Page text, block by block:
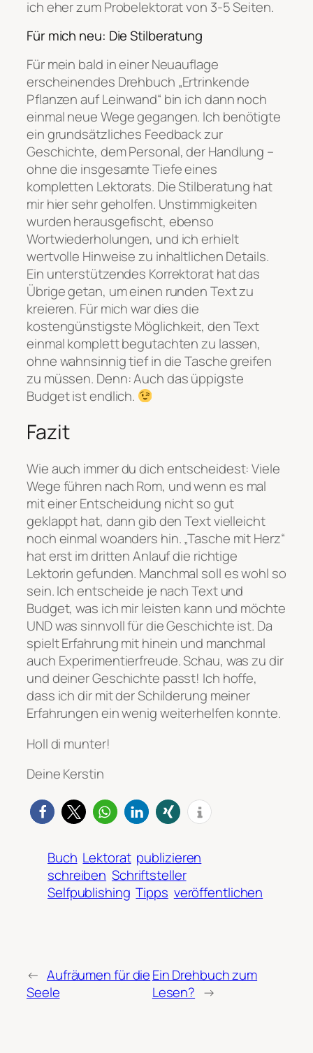
ich eher zum Probelektorat von 3-5 Seiten.
Für mich neu: Die Stilberatung
Für mein bald in einer Neuauflage
erscheinendes Drehbuch „Ertrinkende
Pflanzen auf Leinwand“ bin ich dann noch
einmal neue Wege gegangen. Ich benötigte
ein grundsätzliches Feedback zur
Geschichte, dem Personal, der Handlung –
ohne die insgesamte Tiefe eines
kompletten Lektorats. Die Stilberatung hat
mir hier sehr geholfen. Unstimmigkeiten
wurden herausgefischt, ebenso
Wortwiederholungen, und ich erhielt
wertvolle Hinweise zu inhaltlichen Details.
Ein unterstützendes Korrektorat hat das
Übrige getan, um einen runden Text zu
kreieren. Für mich war dies die
kostengünstigste Möglichkeit, den Text
einmal komplett begutachten zu lassen,
ohne wahnsinnig tief in die Tasche greifen
zu müssen. Denn: Auch das üppigste
Budget ist endlich.
Fazit
Wie auch immer du dich entscheidest: Viele
Wege führen nach Rom, und wenn es mal
mit einer Entscheidung nicht so gut
geklappt hat, dann gib den Text vielleicht
noch einmal woanders hin. „Tasche mit Herz“
hat erst im dritten Anlauf die richtige
Lektorin gefunden. Manchmal soll es wohl so
sein. Ich entscheide je nach Text und
Budget, was ich mir leisten kann und möchte
UND was sinnvoll für die Geschichte ist. Da
spielt Erfahrung mit hinein und manchmal
auch Experimentierfreude. Schau, was zu dir
und deiner Geschichte passt! Ich hoffe,
dass ich dir mit der Schilderung meiner
Erfahrungen ein wenig weiterhelfen konnte.
Holl di munter!
Deine Kerstin
Buch Lektorat publizieren
schreiben Schriftsteller
Selfpublishing Tipps veröffentlichen
← Aufräumen für die
Seele
Ein Drehbuch zum
Lesen? →